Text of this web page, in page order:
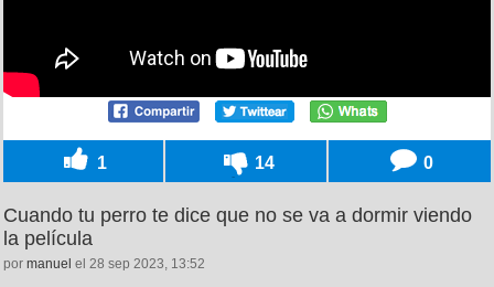
1 14 0
Cuando tu perro te dice que no se va a dormir viendo
la película
por manuel el 28 sep 2023, 13:52